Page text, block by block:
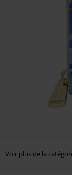
Voir plus de la